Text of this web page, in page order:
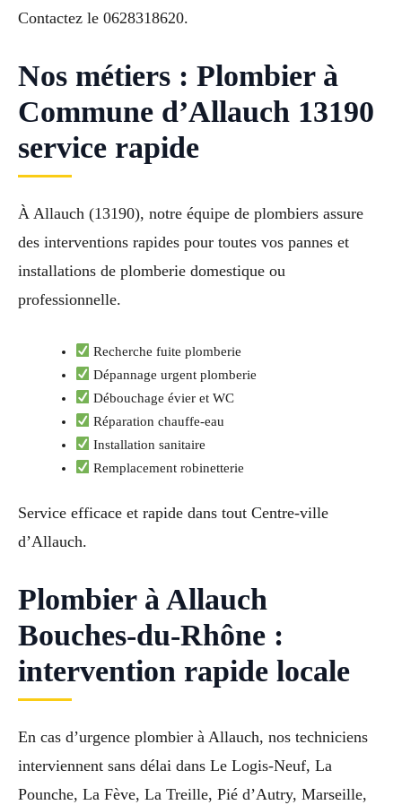
Contactez le 0628318620.
Nos métiers : Plombier à
Commune d’Allauch 13190
service rapide
À Allauch (13190), notre équipe de plombiers assure
des interventions rapides pour toutes vos pannes et
installations de plomberie domestique ou
professionnelle.
Recherche fuite plomberie
Dépannage urgent plomberie
Débouchage évier et WC
Réparation chauffe-eau
Installation sanitaire
Remplacement robinetterie
Service efficace et rapide dans tout Centre-ville
d’Allauch.
Plombier à Allauch
Bouches-du-Rhône :
intervention rapide locale
En cas d’urgence plombier à Allauch, nos techniciens
interviennent sans délai dans Le Logis-Neuf, La
Pounche, La Fève, La Treille, Pié d’Autry, Marseille,